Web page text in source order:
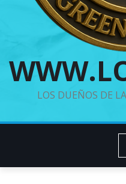
LOS DUEÑOS DE